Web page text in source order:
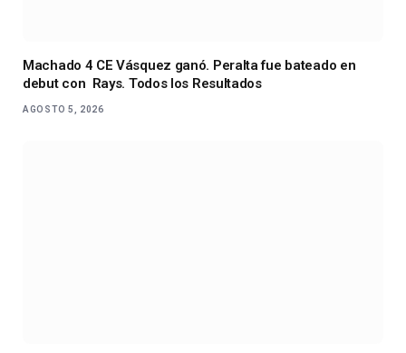
Machado 4 CE Vásquez ganó. Peralta fue bateado en
debut con Rays. Todos los Resultados
AGOSTO 5, 2026